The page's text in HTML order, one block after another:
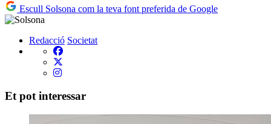
Escull Solsona com la teva font preferida de Google
Redacció Societat
Et pot interessar